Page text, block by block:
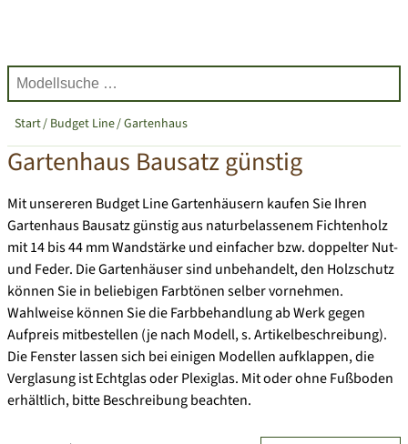
Start Budget Line Gartenhaus
Gartenhaus Bausatz günstig
Mit unsereren Budget Line Gartenhäusern kaufen Sie Ihren
Gartenhaus Bausatz günstig aus naturbelassenem Fichtenholz
mit 14 bis 44 mm Wandstärke und einfacher bzw. doppelter Nut-
und Feder. Die Gartenhäuser sind unbehandelt, den Holzschutz
können Sie in beliebigen Farbtönen selber vornehmen.
Wahlweise können Sie die Farbbehandlung ab Werk gegen
Aufpreis mitbestellen (je nach Modell, s. Artikelbeschreibung).
Die Fenster lassen sich bei einigen Modellen aufklappen, die
Verglasung ist Echtglas oder Plexiglas. Mit oder ohne Fußboden
erhältlich, bitte Beschreibung beachten.